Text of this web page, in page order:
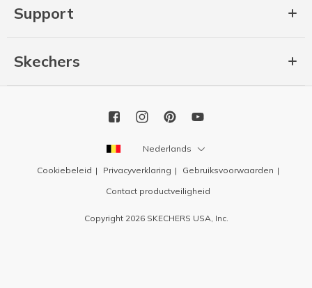
Support
Skechers
Nederlands
Cookiebeleid Privacyverklaring
Gebruiksvoorwaarden
Contact productveiligheid
Copyright 2026 SKECHERS USA, Inc.